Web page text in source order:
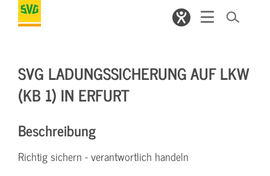
SVG LADUNGSSICHERUNG AUF LKW
(KB 1) IN ERFURT
Beschreibung
Richtig sichern - verantwortlich handeln